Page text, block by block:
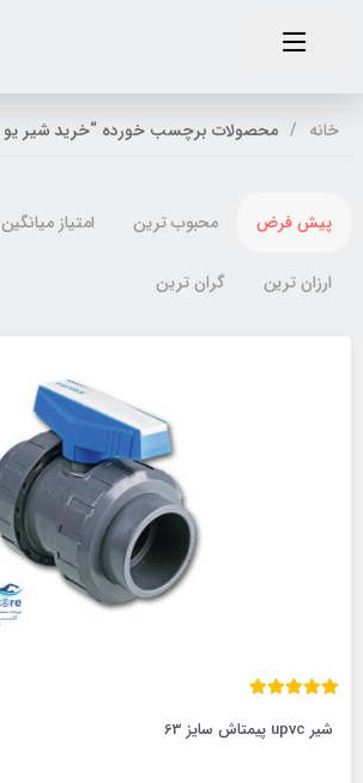
خانه محصولات برچسب خورده “خرید شیر یو
پیش فرض محبوب ترین امتیاز میانگین
ارزان ترین گران ترین
شیر upvc پیمتاش سایز 63